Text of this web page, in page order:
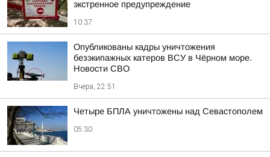
экстренное предупреждение
10:37
Опубликованы кадры уничтожения
безэкипажных катеров ВСУ в Чёрном море.
Новости СВО
Вчера, 22:51
Четыре БПЛА уничтожены над Севастополем
05:30